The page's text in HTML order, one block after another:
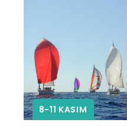
8-11 KASIM